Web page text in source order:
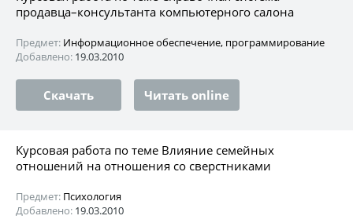
продавца–консультанта компьютерного салона
Предмет: Информационное обеспечение, программирование
Добавлено: 19.03.2010
Скачать Читать online
Курсовая работа по теме Влияние семейных
отношений на отношения со сверстниками
Предмет: Психология
Добавлено: 19.03.2010